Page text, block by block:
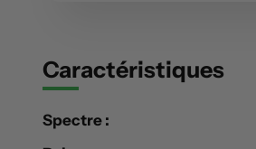
Caractéristiques
Spectre :